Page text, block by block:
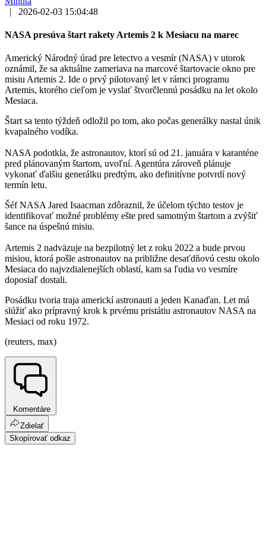
|
2026-02-03 15:04:48
NASA presúva štart rakety Artemis 2 k Mesiacu na marec
Americký Národný úrad pre letectvo a vesmír (NASA) v utorok
oznámil, že sa aktuálne zameriava na marcové štartovacie okno pre
misiu Artemis 2. Ide o prvý pilotovaný let v rámci programu
Artemis, ktorého cieľom je vyslať štvorčlennú posádku na let okolo
Mesiaca.
Štart sa tento týždeň odložil po tom, ako počas generálky nastal únik
kvapalného vodíka.
NASA podotkla, že astronautov, ktorí sú od 21. januára v karanténe
pred plánovaným štartom, uvoľní. Agentúra zároveň plánuje
vykonať ďalšiu generálku predtým, ako definitívne potvrdí nový
termín letu.
Šéf NASA Jared Isaacman zdôraznil, že účelom týchto testov je
identifikovať možné problémy ešte pred samotným štartom a zvýšiť
šance na úspešnú misiu.
Artemis 2 nadväzuje na bezpilotný let z roku 2022 a bude prvou
misiou, ktorá pošle astronautov na približne desaťdňovú cestu okolo
Mesiaca do najvzdialenejších oblastí, kam sa ľudia vo vesmíre
doposiaľ dostali.
Posádku tvoria traja americkí astronauti a jeden Kanaďan. Let má
slúžiť ako prípravný krok k prvému pristátiu astronautov NASA na
Mesiaci od roku 1972.
(reuters, max)
Komentáre
Zdielať
Skopírovať odkaz